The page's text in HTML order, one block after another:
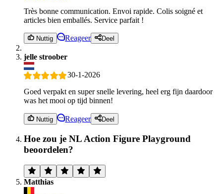
Très bonne communication. Envoi rapide. Colis soigné et
articles bien emballés. Service parfait !
Nuttig Reageer Deel
jelle stroober
30-1-2026
Goed verpakt en super snelle levering, heel erg fijn daardoor
was het mooi op tijd binnen!
Nuttig Reageer Deel
Hoe zou je NL Action Figure Playground
beoordelen?
Matthias